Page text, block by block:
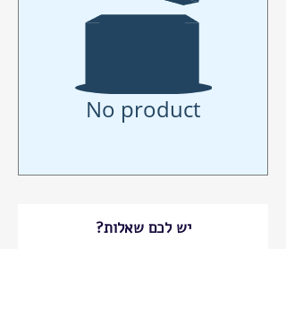
No product
יש לכם שאלות?